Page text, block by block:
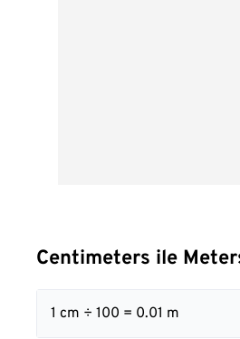
Centimeters ile
1 cm ÷ 100 = 0.01 m